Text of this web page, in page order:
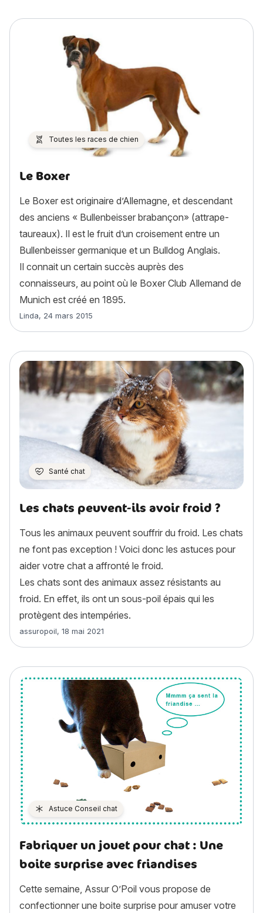
Toutes les races de chien
Le Boxer
Le Boxer est originaire d’Allemagne, et descendant
des anciens « Bullenbeisser brabançon» (attrape-
taureaux). Il est le fruit d’un croisement entre un
Bullenbeisser germanique et un Bulldog Anglais.
Il connait un certain succès auprès des
connaisseurs, au point où le Boxer Club Allemand de
Munich est créé en 1895.
Article rédigé par
Linda, 24 mars 2015
Santé chat
Les chats peuvent-ils avoir froid ?
Tous les animaux peuvent souffrir du froid. Les chats
ne font pas exception ! Voici donc les astuces pour
aider votre chat a affronté le froid.
Les chats sont des animaux assez résistants au
froid. En effet, ils ont un sous-poil épais qui les
protègent des intempéries.
Article rédigé par
assuropoil, 18 mai 2021
Astuce Conseil chat
Fabriquer un jouet pour chat : Une
boite surprise avec friandises
Cette semaine, Assur O’Poil vous propose de
confectionner une boite surprise pour amuser votre